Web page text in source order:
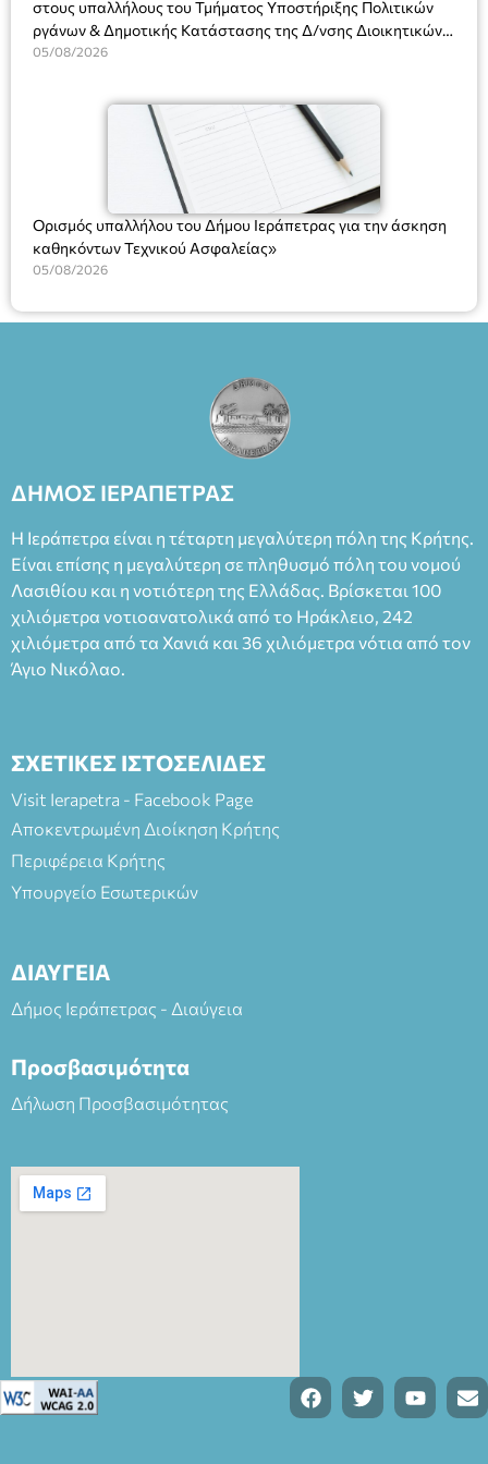
στους υπαλλήλους του Τμήματος Υποστήριξης Πολιτικών
ργάνων & Δημοτικής Κατάστασης της Δ/νσης Διοικητικών
Υπηρεσιών για αποφάσεις, πιστοποιητικά, πράξεις και
(Ν. 5314/2026).»
05/08/2026
Ορισμός υπαλλήλου του Δήμου Ιεράπετρας για την άσκηση
καθηκόντων Τεχνικού Ασφαλείας»
05/08/2026
ΔΗΜΟΣ ΙΕΡΑΠΕΤΡΑΣ
Η Ιεράπετρα είναι η τέταρτη μεγαλύτερη πόλη της Κρήτης.
Είναι επίσης η μεγαλύτερη σε πληθυσμό πόλη του νομού
Λασιθίου και η νοτιότερη της Ελλάδας. Βρίσκεται 100
χιλιόμετρα νοτιοανατολικά από το Ηράκλειο, 242
χιλιόμετρα από τα Χανιά και 36 χιλιόμετρα νότια από τον
Άγιο Νικόλαο.
ΣΧΕΤΙΚΕΣ ΙΣΤΟΣΕΛΙΔΕΣ
Visit Ierapetra - Facebook Page
Αποκεντρωμένη Διοίκηση Κρήτης
Περιφέρεια Κρήτης
Υπουργείο Εσωτερικών
ΔΙΑΥΓΕΙΑ
Δήμος Ιεράπετρας - Διαύγεια
Προσβασιμότητα
Δήλωση Προσβασιμότητας